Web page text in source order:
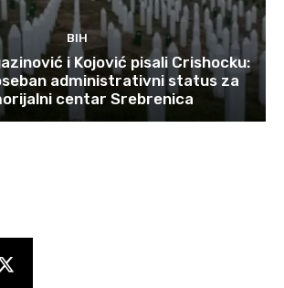
BIH
i Kojović pisali Crishocku:
administrativni status za
centar Srebrenica